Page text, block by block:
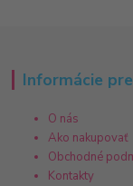
Informácie
O nás
Ako nakupovať
Obchodné
Kontakty